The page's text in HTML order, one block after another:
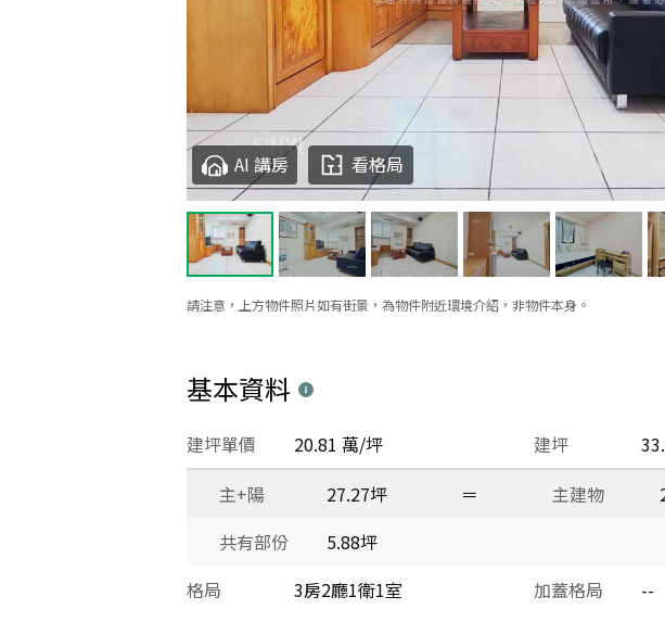
請注意，上方物件照片如有街景，為物件附近環境介紹，非物件本身。
AI 講房 看格局
基本資料
建坪
建坪單價 20.81 萬/坪
主+陽
27.27坪 ＝ 主建物
共有部份
5.88坪
格局
3房2廳1衛1室 加蓋格局 --